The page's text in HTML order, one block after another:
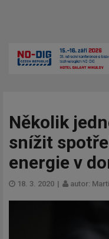
Několik
snížit
energie v
18. 3. 2020 | autor: